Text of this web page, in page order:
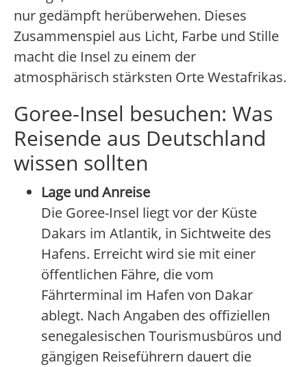
nur gedämpft herüberwehen. Dieses
Zusammenspiel aus Licht, Farbe und Stille
macht die Insel zu einem der
atmosphärisch stärksten Orte Westafrikas.
Goree-Insel besuchen: Was
Reisende aus Deutschland
wissen sollten
Lage und Anreise
Die Goree-Insel liegt vor der Küste
Dakars im Atlantik, in Sichtweite des
Hafens. Erreicht wird sie mit einer
öffentlichen Fähre, die vom
Fährterminal im Hafen von Dakar
ablegt. Nach Angaben des offiziellen
senegalesischen Tourismusbüros und
gängigen Reiseführern dauert die